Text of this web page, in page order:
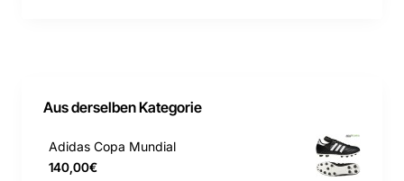
Aus derselben Kategorie
Adidas Copa Mundial
140,00€